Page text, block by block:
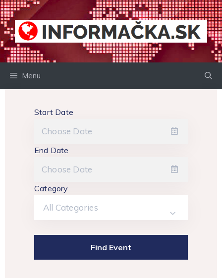
Preskočiť
na
obsah
Menu
Start Date
End Date
Category
All Categories